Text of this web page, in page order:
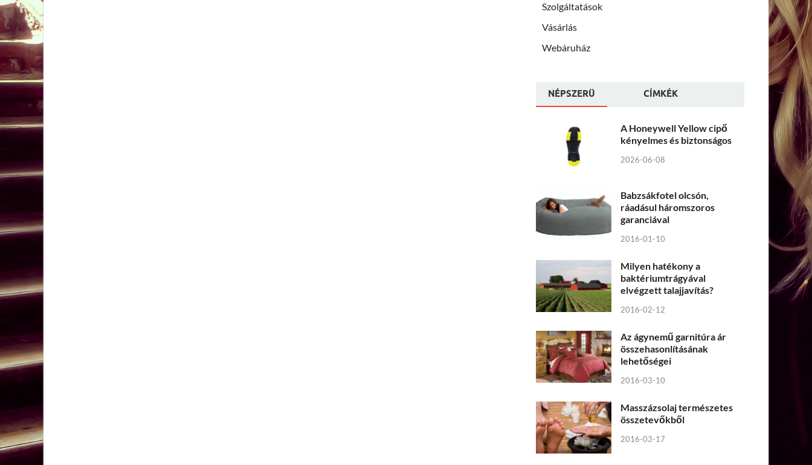
Szolgáltatások
Vásárlás
Webáruház
NÉPSZERÜ CÍMKÉK
A Honeywell Yellow cipő
kényelmes és biztonságos
2026-06-08
Babzsákfotel olcsón,
ráadásul háromszoros
garanciával
2016-01-10
Milyen hatékony a
baktériumtrágyával
elvégzett talajjavítás?
2016-02-12
Az ágynemű garnitúra ár
összehasonlításának
lehetőségei
2016-03-10
Masszázsolaj természetes
összetevőkből
2016-03-17